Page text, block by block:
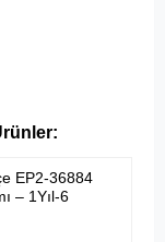
EP2-36884
– 1Yıl-6